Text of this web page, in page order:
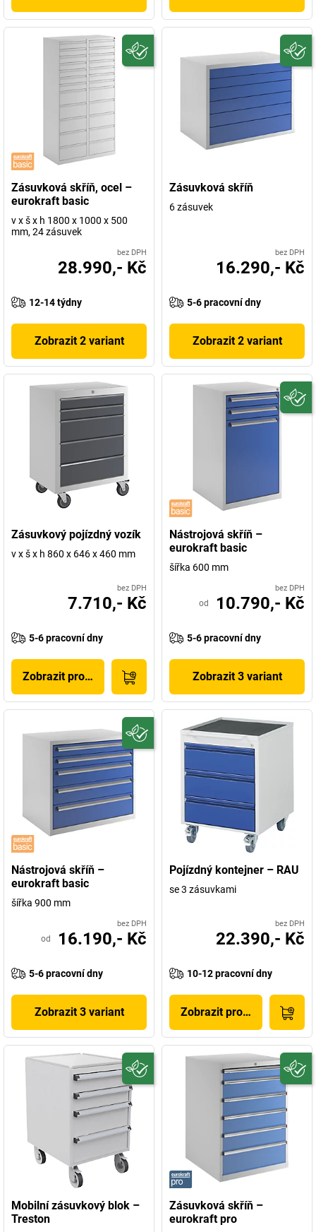
Zásuvková skříň, ocel –
eurokraft basic
v x š x h 1800 x 1000 x 500
mm, 24 zásuvek
bez DPH
28.990,- Kč
12-14 týdny
Zobrazit 2 variant
Zásuvková skříň
6 zásuvek
bez DPH
16.290,- Kč
5-6 pracovní dny
Zobrazit 2 variant
Zásuvkový pojízdný vozík
v x š x h 860 x 646 x 460 mm
bez DPH
7.710,- Kč
5-6 pracovní dny
Zobrazit produkt
Nástrojová skříň –
eurokraft basic
šířka 600 mm
bez DPH
od 10.790,- Kč
5-6 pracovní dny
Zobrazit 3 variant
Nástrojová skříň –
eurokraft basic
šířka 900 mm
bez DPH
od 16.190,- Kč
5-6 pracovní dny
Zobrazit 3 variant
Pojízdný kontejner – RAU
se 3 zásuvkami
bez DPH
22.390,- Kč
10-12 pracovní dny
Zobrazit produkt
Mobilní zásuvkový blok –
Treston
Zásuvková skříň –
eurokraft pro